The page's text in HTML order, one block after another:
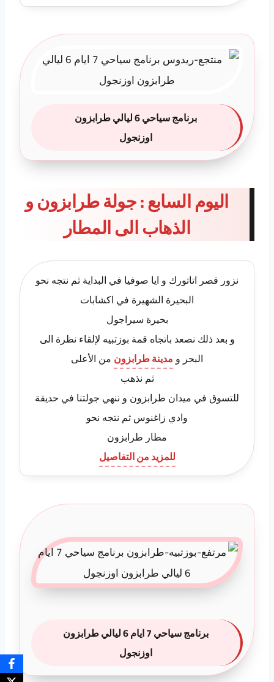
برنامج سياحي 6 ليالي طرابزون
اوزنجول
اليوم السابع : جولة طرابزون و
الذهاب الى المطار
نزور قصر اتاتورك و ايا صوفيا في البداية ثم نتجه نحو
البحيرة الشهيرة في اكشابات
بحيرة سيراجول
و بعد ذلك نصعد باتجاه قمة بوزتبيه لإلقاء نظرة الى
البحر ومدينة طرابزون من الأعلى
ثم نذهب
للتسوق في ميدان طرابزون و ننهي جولتنا في حديقة
وادي زاغنوس ثم نتجه نحو
مطار طرابزون
للمزيد من التفاصيل
برنامج سياحي 7 ايام 6 ليالي طرابزون
اوزنجول